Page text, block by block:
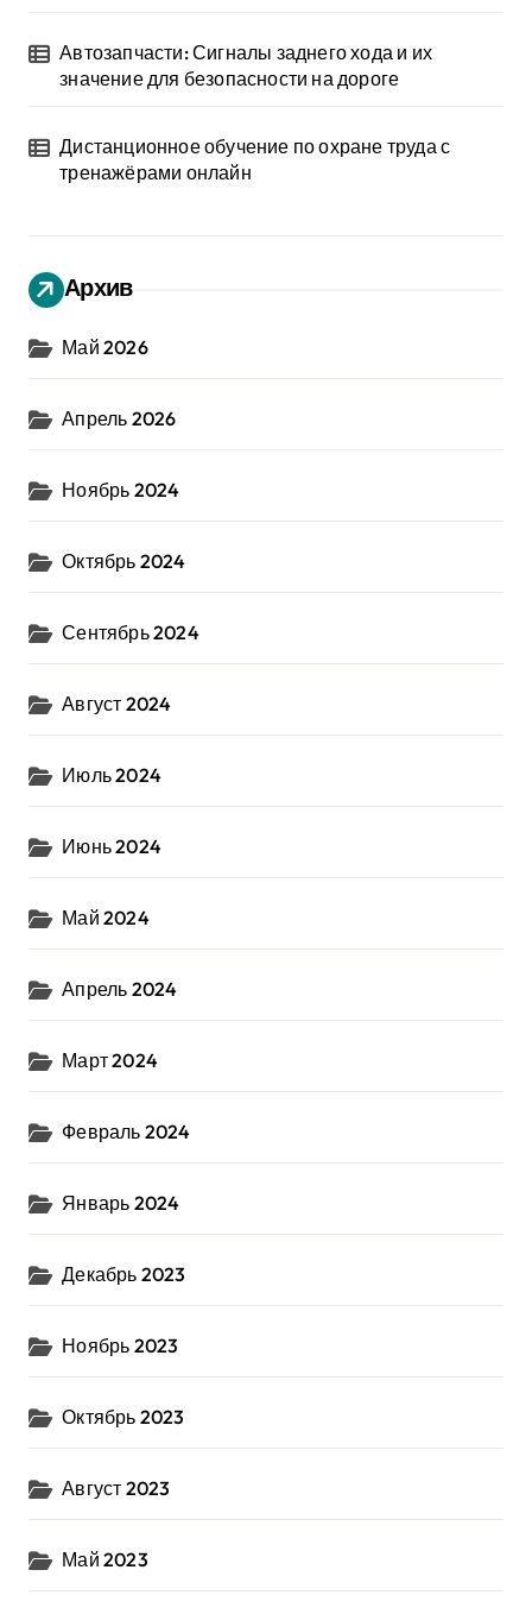
Автозапчасти: Сигналы заднего хода и их
значение для безопасности на дороге
Дистанционное обучение по охране труда с
тренажёрами онлайн
Архив
Май 2026
Апрель 2026
Ноябрь 2024
Октябрь 2024
Сентябрь 2024
Август 2024
Июль 2024
Июнь 2024
Май 2024
Апрель 2024
Март 2024
Февраль 2024
Январь 2024
Декабрь 2023
Ноябрь 2023
Октябрь 2023
Август 2023
Май 2023